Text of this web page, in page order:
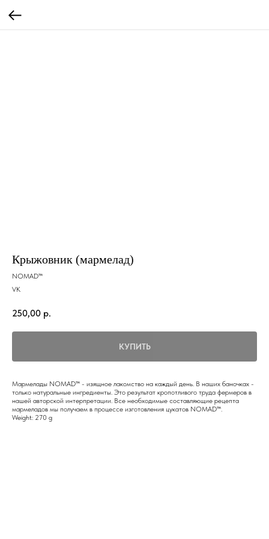
Крыжовник (мармелад)
NOMAD™
VK
250,00 р.
КУПИТЬ
Мармелады NOMAD™ - изящное лакомство на каждый день. В наших баночках -
только натуральные ингредиенты. Это результат кропотливого труда фермеров в
нашей авторской интерпретации. Все необходимые составляющие рецепта
мармеладов мы получаем в процессе изготовления цукатов NOMAD™.
Weight: 270 g